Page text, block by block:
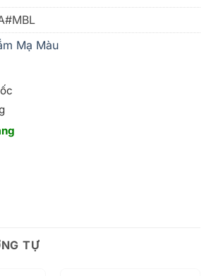
Mạ Màu
TỰ